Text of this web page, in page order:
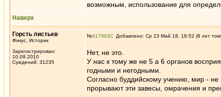
возможным, использование для
Наверх
Горсть листьев
Фикус, Историк
Зарегистрирован:
10.09.2010
Суждений: 31235
№417963 Добавлено: Ср 23 Май 18, 18:52 (8 лет
Нет, не это.
У нас к тому же не 5 а 6 органов
годными и негодными.
Согласно буддийскому учению, мир -
прорывают эти завесы, омрачения и